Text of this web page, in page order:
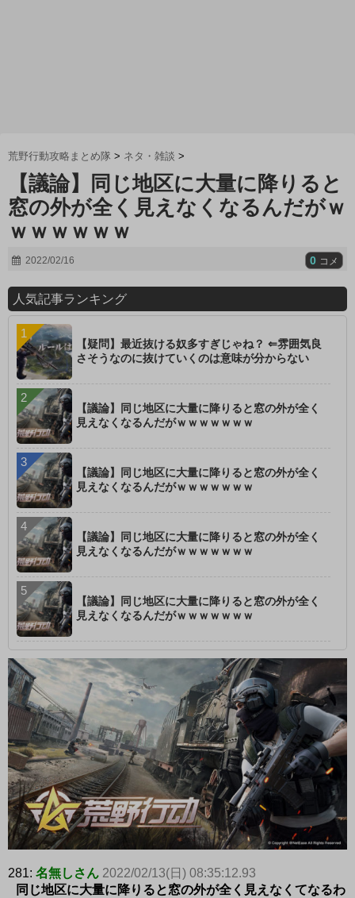
荒野行動攻略まとめ隊 > ネタ・雑談 >
【議論】同じ地区に大量に降りると
窓の外が全く見えなくなるんだがｗ
ｗｗｗｗｗｗ
2022/02/16 0 コメ
人気記事ランキング
【疑問】最近抜ける奴多すぎじゃね？ ⇐雰囲気良
さそうなのに抜けていくのは意味が分からない
【議論】同じ地区に大量に降りると窓の外が全く
見えなくなるんだがｗｗｗｗｗｗｗ
【議論】同じ地区に大量に降りると窓の外が全く
見えなくなるんだがｗｗｗｗｗｗｗ
【議論】同じ地区に大量に降りると窓の外が全く
見えなくなるんだがｗｗｗｗｗｗｗ
【議論】同じ地区に大量に降りると窓の外が全く
見えなくなるんだがｗｗｗｗｗｗｗ
281: 名無しさん 2022/02/13(日) 08:35:12.93
同じ地区に大量に降りると窓の外が全く見えなくてなるわ